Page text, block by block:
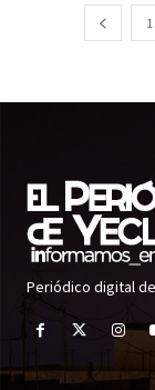
1
Periódico digital